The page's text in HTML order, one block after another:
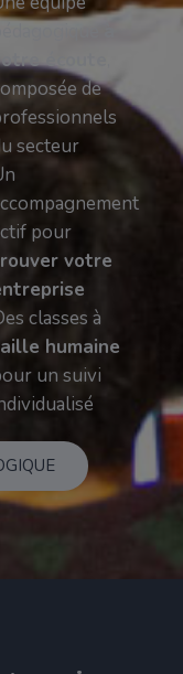
écoute
de
secteur
pour
votre
classes à
humaine
un suivi